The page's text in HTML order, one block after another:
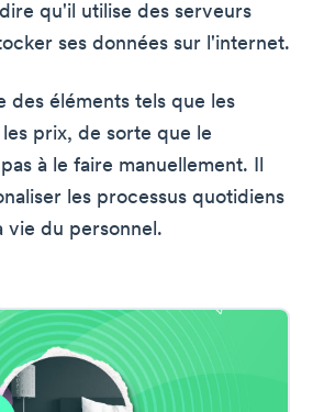
qu'il utilise des serveurs
ses données sur l'internet.
des éléments tels que les
prix, de sorte que le
à le faire manuellement. Il
les processus quotidiens
vie du personnel.